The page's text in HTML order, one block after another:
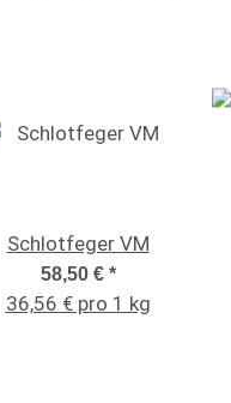
Schlotfeger VM
58,50 € *
36,56 € pro 1 kg